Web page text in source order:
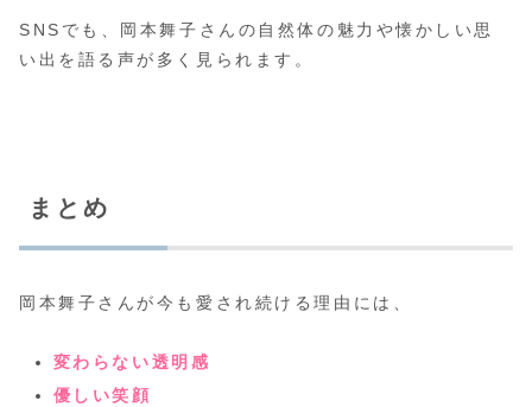
SNSでも、岡本舞子さんの自然体の魅力や懐かしい思
い出を語る声が多く見られます。
まとめ
岡本舞子さんが今も愛され続ける理由には、
変わらない透明感
優しい笑顔